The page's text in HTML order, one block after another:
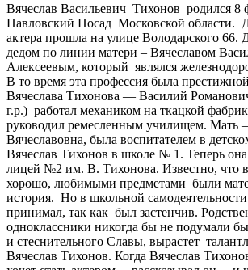
Вячеслав Васильевич Тихонов родился 8
Павловский Посад Московской области.
актера прошла на улице Володарского 66.
дедом по линии матери – Вячеславом
Алексеевым, который являлся
В то время эта профессия была
Вячеслава Тихонова — Василий
г.р.) работал механиком на ткацкой
руководил ремесленным училищем. Мать
Вячеславовна, была воспитателем в
Вячеслав Тихонов в школе № 1. Теперь она
лицей №2 им. В. Тихонова. Известно, что
хорошо, любимыми предметами были
история. Но в школьной
принимал, так как был застенчив.
одноклассники никогда бы не подумали
и стеснительного Славы, вырастет
Вячеслав Тихонов. Когда Вячеслав